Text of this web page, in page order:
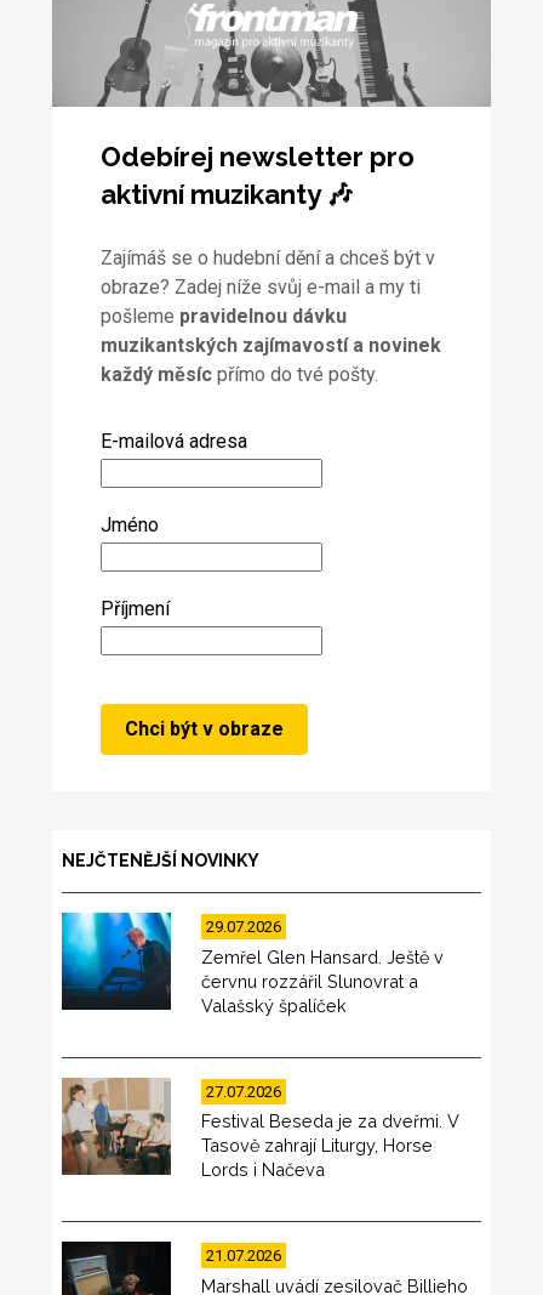
Odebírej newsletter pro
aktivní muzikanty 🎶
Zajímáš se o hudební dění a chceš být v
obraze? Zadej níže svůj e-mail a my ti
pošleme pravidelnou dávku
muzikantských zajímavostí a novinek
každý měsícpřímo do tvé pošty.
E-mailová adresa
Jméno
Příjmení
NEJČTENĚJŠÍ NOVINKY
29.07.2026
Zemřel Glen Hansard. Ještě v
červnu rozzářil Slunovrat a
Valašský špalíček
27.07.2026
Festival Beseda je za dveřmi. V
Tasově zahrají Liturgy, Horse
Lords i Načeva
21.07.2026
Marshall uvádí zesilovač Billieho